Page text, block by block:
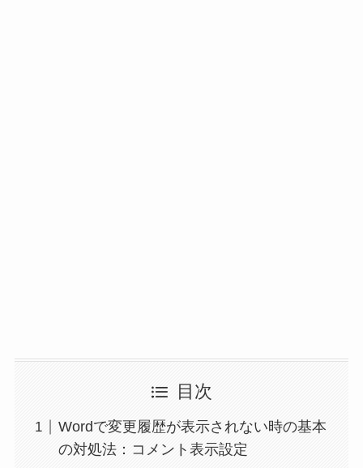
目次
Wordで変更履歴が表示されない時の基本
の対処法：コメント表示設定